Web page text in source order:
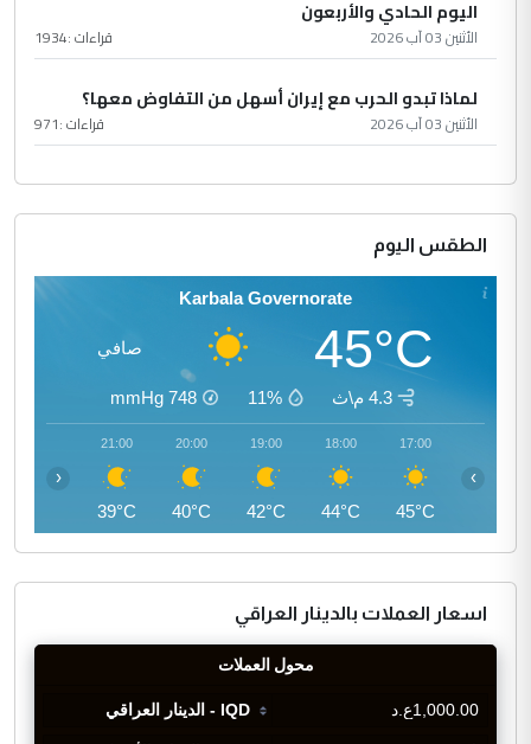
اليوم الحادي والأربعون
الأثنين 03 آب 2026 قراءات :1934
لماذا تبدو الحرب مع إيران أسهل من التفاوض معها؟
الأثنين 03 آب 2026 قراءات :971
الطقس اليوم
Karbala Governorate
45°C صافي
4.3 م\ث 11%
748
mmHg
17:00
45°C
18:00
44°C
19:00
42°C
20:00
40°C
21:00
39°C
‹ ›
اسعار العملات بالدينار العراقي